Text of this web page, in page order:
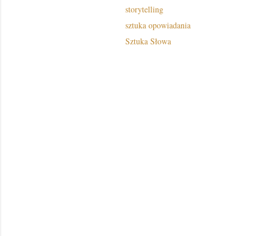
storytelling
sztuka opowiadania
Sztuka Słowa